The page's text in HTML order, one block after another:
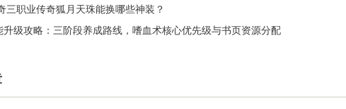
三职业传奇狐月天珠能换哪些神装？
升级攻略：三阶段养成路线，嗜血术核心优先级与书页资源分配